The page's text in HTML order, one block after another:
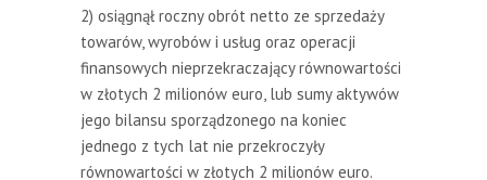
2) osiągnął roczny obrót netto ze sprzedaży
towarów, wyrobów i usług oraz operacji
finansowych nieprzekraczający równowartości
w złotych 2 milionów euro, lub sumy aktywów
jego bilansu sporządzonego na koniec
jednego z tych lat nie przekroczyły
równowartości w złotych 2 milionów euro.